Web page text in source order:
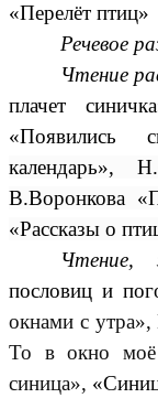
«Перелёт птиц»
Речевое
Чтение
плачет
«Появились
календарь»,
В.Воронкова
«Рассказы о
Чтение,
пословиц и
окнами с утра»,
То в окно моё
синица»,